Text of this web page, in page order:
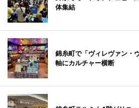
体集結
錦糸町で「ヴィレヴァン・
軸にカルチャー横断